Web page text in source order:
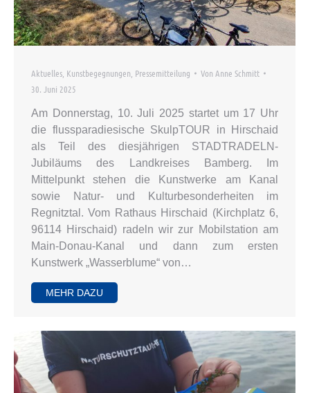
Aktuelles Kunstbegegnungen Pressemitteilung Von Anne Schmitt
30. Juni 2025
Am Donnerstag, 10. Juli 2025 startet um 17 Uhr
die flussparadiesische SkulpTOUR in Hirschaid
als Teil des diesjährigen STADTRADELN-
Jubiläums des Landkreises Bamberg. Im
Mittelpunkt stehen die Kunstwerke am Kanal
sowie Natur- und Kulturbesonderheiten im
Regnitztal. Vom Rathaus Hirschaid (Kirchplatz 6,
96114 Hirschaid) radeln wir zur Mobilstation am
Main-Donau-Kanal und dann zum ersten
Kunstwerk „Wasserblume“ von…
MEHR DAZU